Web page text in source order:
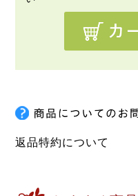
返品特約について